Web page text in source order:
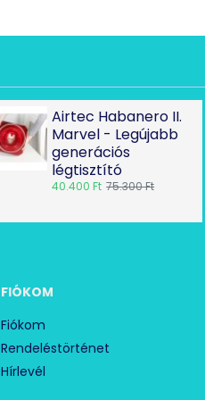
Airtec Habanero II.
Marvel - Legújabb
generációs
légtisztító
40.400 Ft 75.300 Ft
FIÓKOM
Fiókom
Rendeléstörténet
Hírlevél